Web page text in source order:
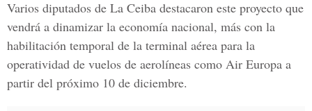
Varios diputados de La Ceiba destacaron este proyecto que
vendrá a dinamizar la economía nacional, más con la
habilitación temporal de la terminal aérea para la
operatividad de vuelos de aerolíneas como Air Europa a
partir del próximo 10 de diciembre.